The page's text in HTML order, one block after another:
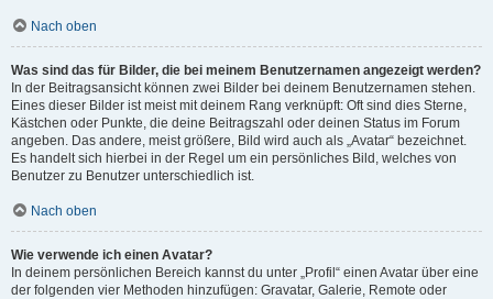
Nach oben
Was sind das für Bilder, die bei meinem Benutzernamen angezeigt werden?
In der Beitragsansicht können zwei Bilder bei deinem Benutzernamen stehen.
Eines dieser Bilder ist meist mit deinem Rang verknüpft: Oft sind dies Sterne,
Kästchen oder Punkte, die deine Beitragszahl oder deinen Status im Forum
angeben. Das andere, meist größere, Bild wird auch als „Avatar“ bezeichnet.
Es handelt sich hierbei in der Regel um ein persönliches Bild, welches von
Benutzer zu Benutzer unterschiedlich ist.
Nach oben
Wie verwende ich einen Avatar?
In deinem persönlichen Bereich kannst du unter „Profil“ einen Avatar über eine
der folgenden vier Methoden hinzufügen: Gravatar, Galerie, Remote oder